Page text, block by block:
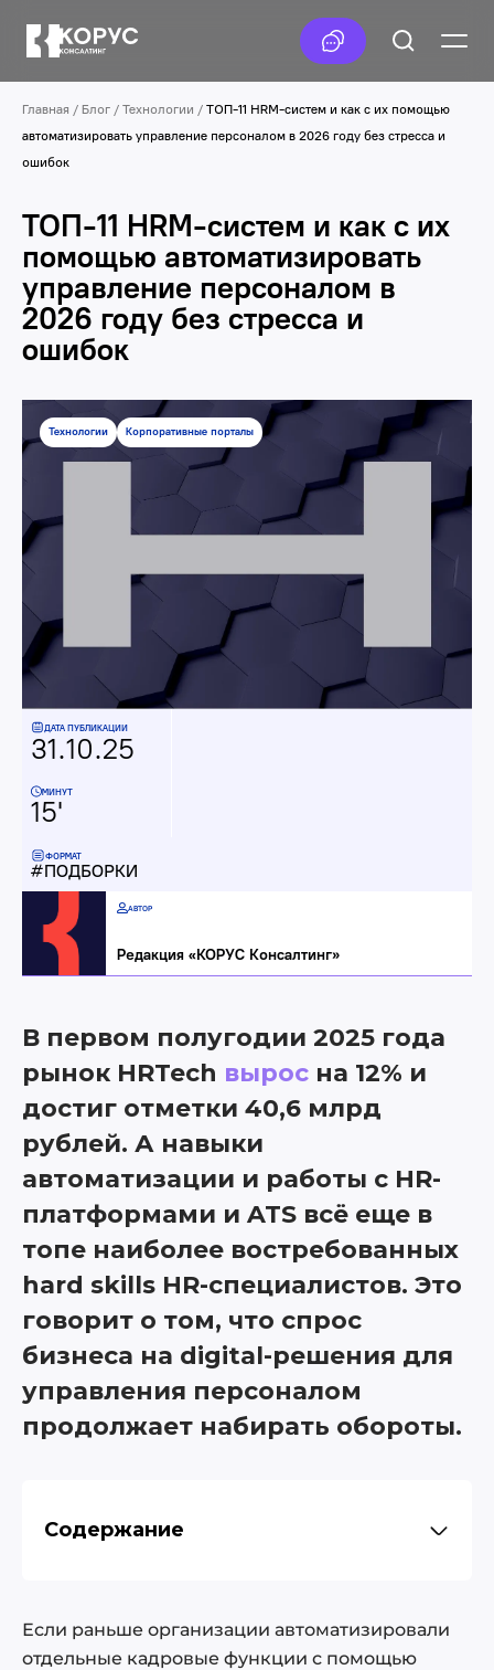
Главная / Блог / Технологии / ТОП-11 HRM-систем и как с их помощью
автоматизировать управление персоналом в 2026 году без стресса и
ошибок
ТОП-11 HRM-систем и как с их
помощью автоматизировать
управление персоналом в
2026 году без стресса и
ошибок
ДАТА ПУБЛИКАЦИИ
31.10.25
МИНУТ
15'
ФОРМАТ
ПОДБОРКИ
Технологии Корпоративные порталы
АВТОР
Редакция «КОРУС Консалтинг»
В первом полугодии 2025 года
рынок HRTech вырос на 12% и
достиг отметки 40,6 млрд
рублей. А навыки
автоматизации и работы с HR-
платформами и ATS всё еще в
топе наиболее востребованных
hard skills HR-специалистов. Это
говорит о том, что спрос
бизнеса на digital-решения для
управления персоналом
продолжает набирать обороты.
Содержание
персоналом
Для чего нужны HRM-системы: ТОП-10
Если раньше организации автоматизировали
отдельные кадровые функции с помощью